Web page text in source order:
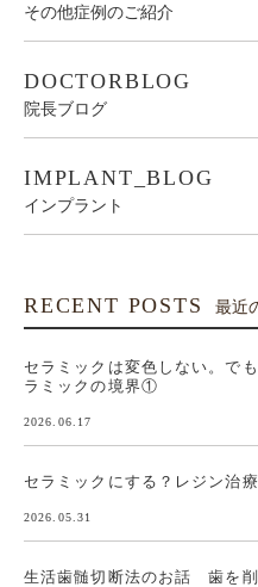
その他症例のご紹介
DOCTORBLOG
院長ブログ
IMPLANT_BLOG
インプラント
RECENT POSTS 最近
セラミックは変色しない。で
ラミックの境界①
2026.06.17
セラミックにする？レジン治
2026.05.31
生活歯髄切断法のお話 歯を